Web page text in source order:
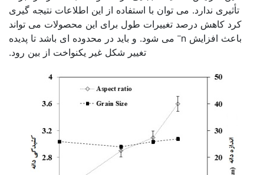
تأثیری ندارد. می توان با استفاده از این اطلاعات نتیجه گیری
کرد کاهش درصد تغییرات طول برای این محصولات می تواند
باعث افزایش n
– می شود. و باید در محدوده ای باشد تا پدیده
تغییر شکل غیر یکنواخت از بین رود.